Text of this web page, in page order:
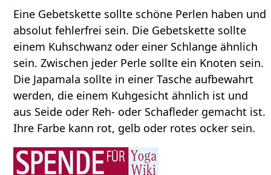
Eine Gebetskette sollte schöne Perlen haben und
absolut fehlerfrei sein. Die Gebetskette sollte
einem Kuhschwanz oder einer Schlange ähnlich
sein. Zwischen jeder Perle sollte ein Knoten sein.
Die Japamala sollte in einer Tasche aufbewahrt
werden, die einem Kuhgesicht ähnlich ist und
aus Seide oder Reh- oder Schafleder gemacht ist.
Ihre Farbe kann rot, gelb oder rotes ocker sein.